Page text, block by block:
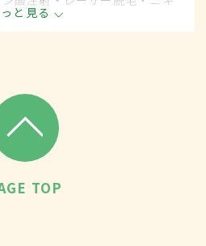
て行われる皮膚科の診療分野
と見る
TOP